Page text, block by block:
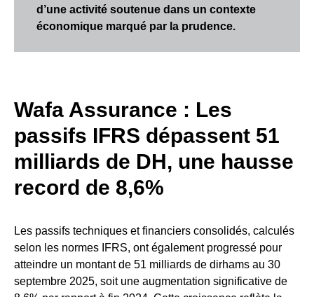
d’une activité soutenue dans un contexte
économique marqué par la prudence.
Wafa Assurance : Les
passifs IFRS dépassent 51
milliards de DH, une hausse
record de 8,6%
Les passifs techniques et financiers consolidés, calculés
selon les normes IFRS, ont également progressé pour
atteindre un montant de 51 milliards de dirhams au 30
septembre 2025, soit une augmentation significative de